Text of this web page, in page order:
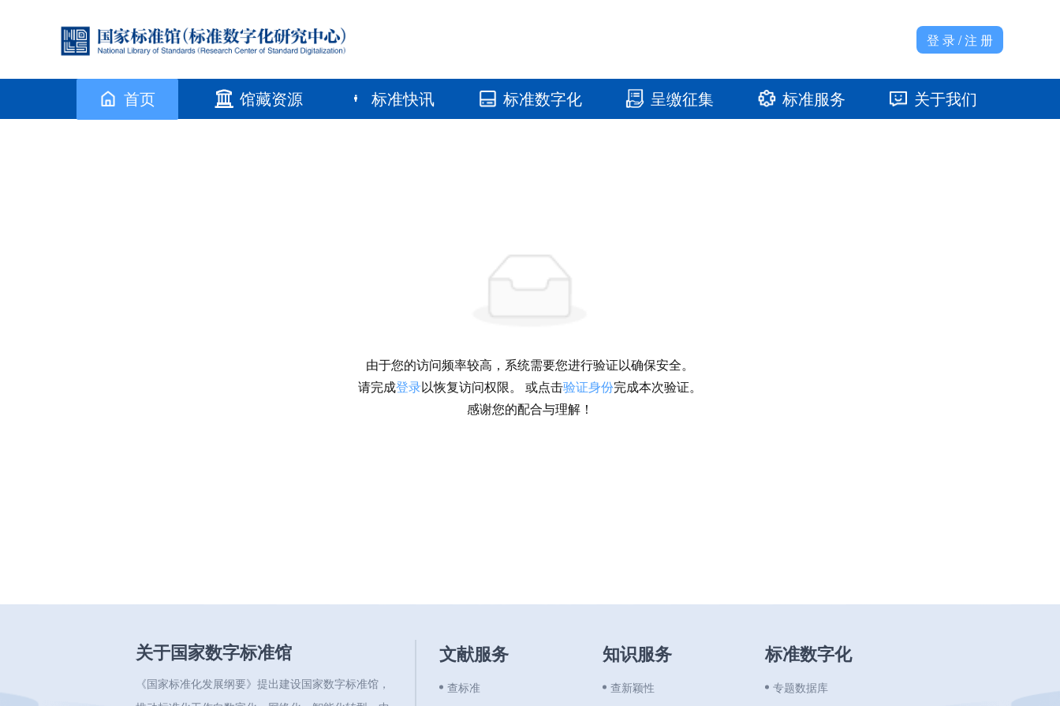
登 录 / 注 册
首页 馆藏资源 标准快讯 标准数字化 呈缴征集 标准服务 关于我们
由于您的访问频率较高，系统需要您进行验证以确保安全。
请完成登录以恢复访问权限。 或点击验证身份完成本次验证。
感谢您的配合与理解！
关于国家数字标准馆
《国家标准化发展纲要》提出建设国家数字标准馆，
文献服务
查标准
知识服务
查新颖性
标准数字化
专题数据库